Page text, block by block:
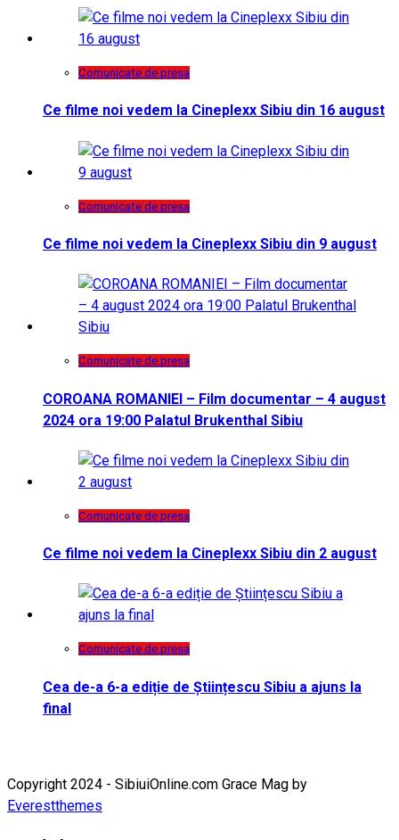
Comunicate de presa
Ce filme noi vedem la Cineplexx Sibiu din 16 august
Comunicate de presa
Ce filme noi vedem la Cineplexx Sibiu din 9 august
Comunicate de presa
COROANA ROMANIEI – Film documentar – 4 august
2024 ora 19:00 Palatul Brukenthal Sibiu
Comunicate de presa
Ce filme noi vedem la Cineplexx Sibiu din 2 august
Comunicate de presa
Cea de-a 6-a ediție de Științescu Sibiu a ajuns la
final
Copyright 2024 - SibiuiOnline.com Grace Mag by
Everestthemes